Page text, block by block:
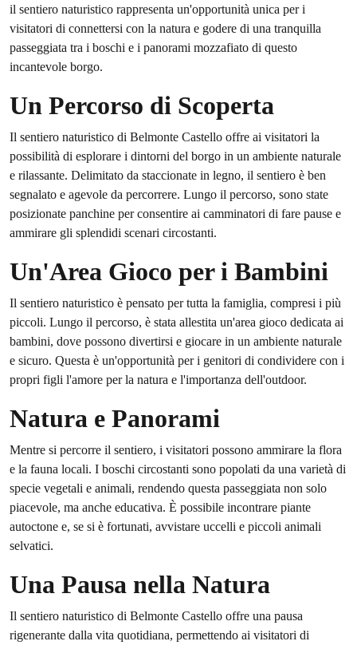
il sentiero naturistico rappresenta un'opportunità unica per i
visitatori di connettersi con la natura e godere di una tranquilla
passeggiata tra i boschi e i panorami mozzafiato di questo
incantevole borgo.
Un Percorso di Scoperta
Il sentiero naturistico di Belmonte Castello offre ai visitatori la
possibilità di esplorare i dintorni del borgo in un ambiente naturale
e rilassante. Delimitato da staccionate in legno, il sentiero è ben
segnalato e agevole da percorrere. Lungo il percorso, sono state
posizionate panchine per consentire ai camminatori di fare pause e
ammirare gli splendidi scenari circostanti.
Un'Area Gioco per i Bambini
Il sentiero naturistico è pensato per tutta la famiglia, compresi i più
piccoli. Lungo il percorso, è stata allestita un'area gioco dedicata ai
bambini, dove possono divertirsi e giocare in un ambiente naturale
e sicuro. Questa è un'opportunità per i genitori di condividere con i
propri figli l'amore per la natura e l'importanza dell'outdoor.
Natura e Panorami
Mentre si percorre il sentiero, i visitatori possono ammirare la flora
e la fauna locali. I boschi circostanti sono popolati da una varietà di
specie vegetali e animali, rendendo questa passeggiata non solo
piacevole, ma anche educativa. È possibile incontrare piante
autoctone e, se si è fortunati, avvistare uccelli e piccoli animali
selvatici.
Una Pausa nella Natura
Il sentiero naturistico di Belmonte Castello offre una pausa
rigenerante dalla vita quotidiana, permettendo ai visitatori di